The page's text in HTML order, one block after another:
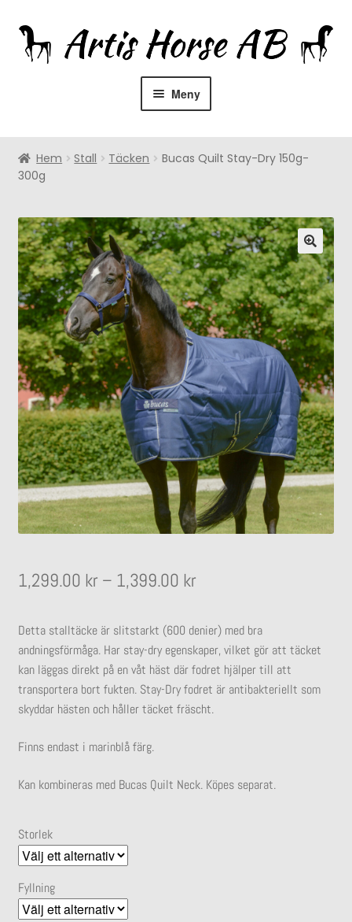
Hoppa
till
navigering
Hoppa
till
innehåll
Meny
Återförsäljare
Rådgivning
Utrustning
Expandera
undermeny
Hästprodukter
Expandera
undermeny
Stall
Expandera
undermeny
Hem Stall Täcken
Bucas Quilt Stay-Dry 150g-
300g
1,299.00 kr – 1,399.00 krPrisintervall:
till
1,399.00 kr
Detta stalltäcke är slitstarkt (600 denier) med bra
andningsförmåga. Har stay-dry egenskaper, vilket gör att täcket
kan läggas direkt på en våt häst där fodret hjälper till att
transportera bort fukten. Stay-Dry fodret är antibakteriellt som
skyddar hästen och håller täcket fräscht.
Finns endast i marinblå färg.
Kan kombineras med Bucas Quilt Neck. Köpes separat.
Storlek
Fyllning